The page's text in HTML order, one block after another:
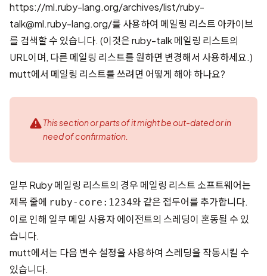
https://ml.ruby-lang.org/archives/list/ruby-
talk@ml.ruby-lang.org/를 사용하여 메일링 리스트 아카이브
를 검색할 수 있습니다. (이것은 ruby-talk 메일링 리스트의
URL이며, 다른 메일링 리스트를 원하면 변경해서 사용하세요.)
mutt에서 메일링 리스트를 쓰려면 어떻게 해야 하나요?
This section or parts of it might be out-dated or in
need of confirmation.
일부 Ruby 메일링 리스트의 경우 메일링 리스트 소프트웨어는
제목 줄에 ruby-core:1234와 같은 접두어를 추가합니다.
이로 인해 일부 메일 사용자 에이전트의 스레딩이 혼동될 수 있
습니다.
mutt에서는 다음 변수 설정을 사용하여 스레딩을 작동시킬 수
있습니다.